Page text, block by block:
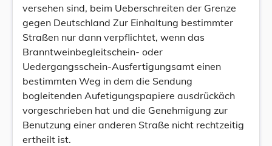
versehen sind, beim Ueberschreiten der Grenze
gegen Deutschland Zur Einhaltung bestimmter
Straßen nur dann verpflichtet, wenn das
Branntweinbegleitschein- oder
Uedergangsschein-Ausfertigungsamt einen
bestimmten Weg in dem die Sendung
bogleitenden Aufetigungspapiere ausdrückäch
vorgeschrieben hat und die Genehmigung zur
Benutzung einer anderen Straße nicht rechtzeitig
ertheilt ist.